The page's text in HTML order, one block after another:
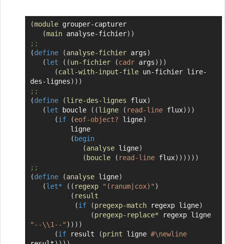
(module grouper-capturer
(main analyse-fichier) )
;;
(define (analyse-fichier args)
(let ( (un-fichier (cadr args) ) )
(call-with-input-file un-fichier lire-
des-lignes) ) )
;;
(define (lire-des-lignes flux)
(let boucle ( (ligne ( read-line flux) ) )
(if (eof-object? ligne)
( begin
(analyse ligne)
( boucle ( read-line flux) ) ) ) ) )
;;
(define (analyse ligne)
(let* ( ( regexp "(ranum|cox)" )
( result
(if (pregexp-match regexp ligne)
(pregexp-replace*
regexp ligne
"--\\1--" ) ) ) )
(if result (print ligne #\newline